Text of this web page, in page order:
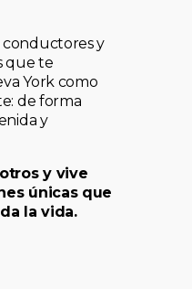
conductores y
que te
York como
de forma
y
y vive
únicas que
la vida.